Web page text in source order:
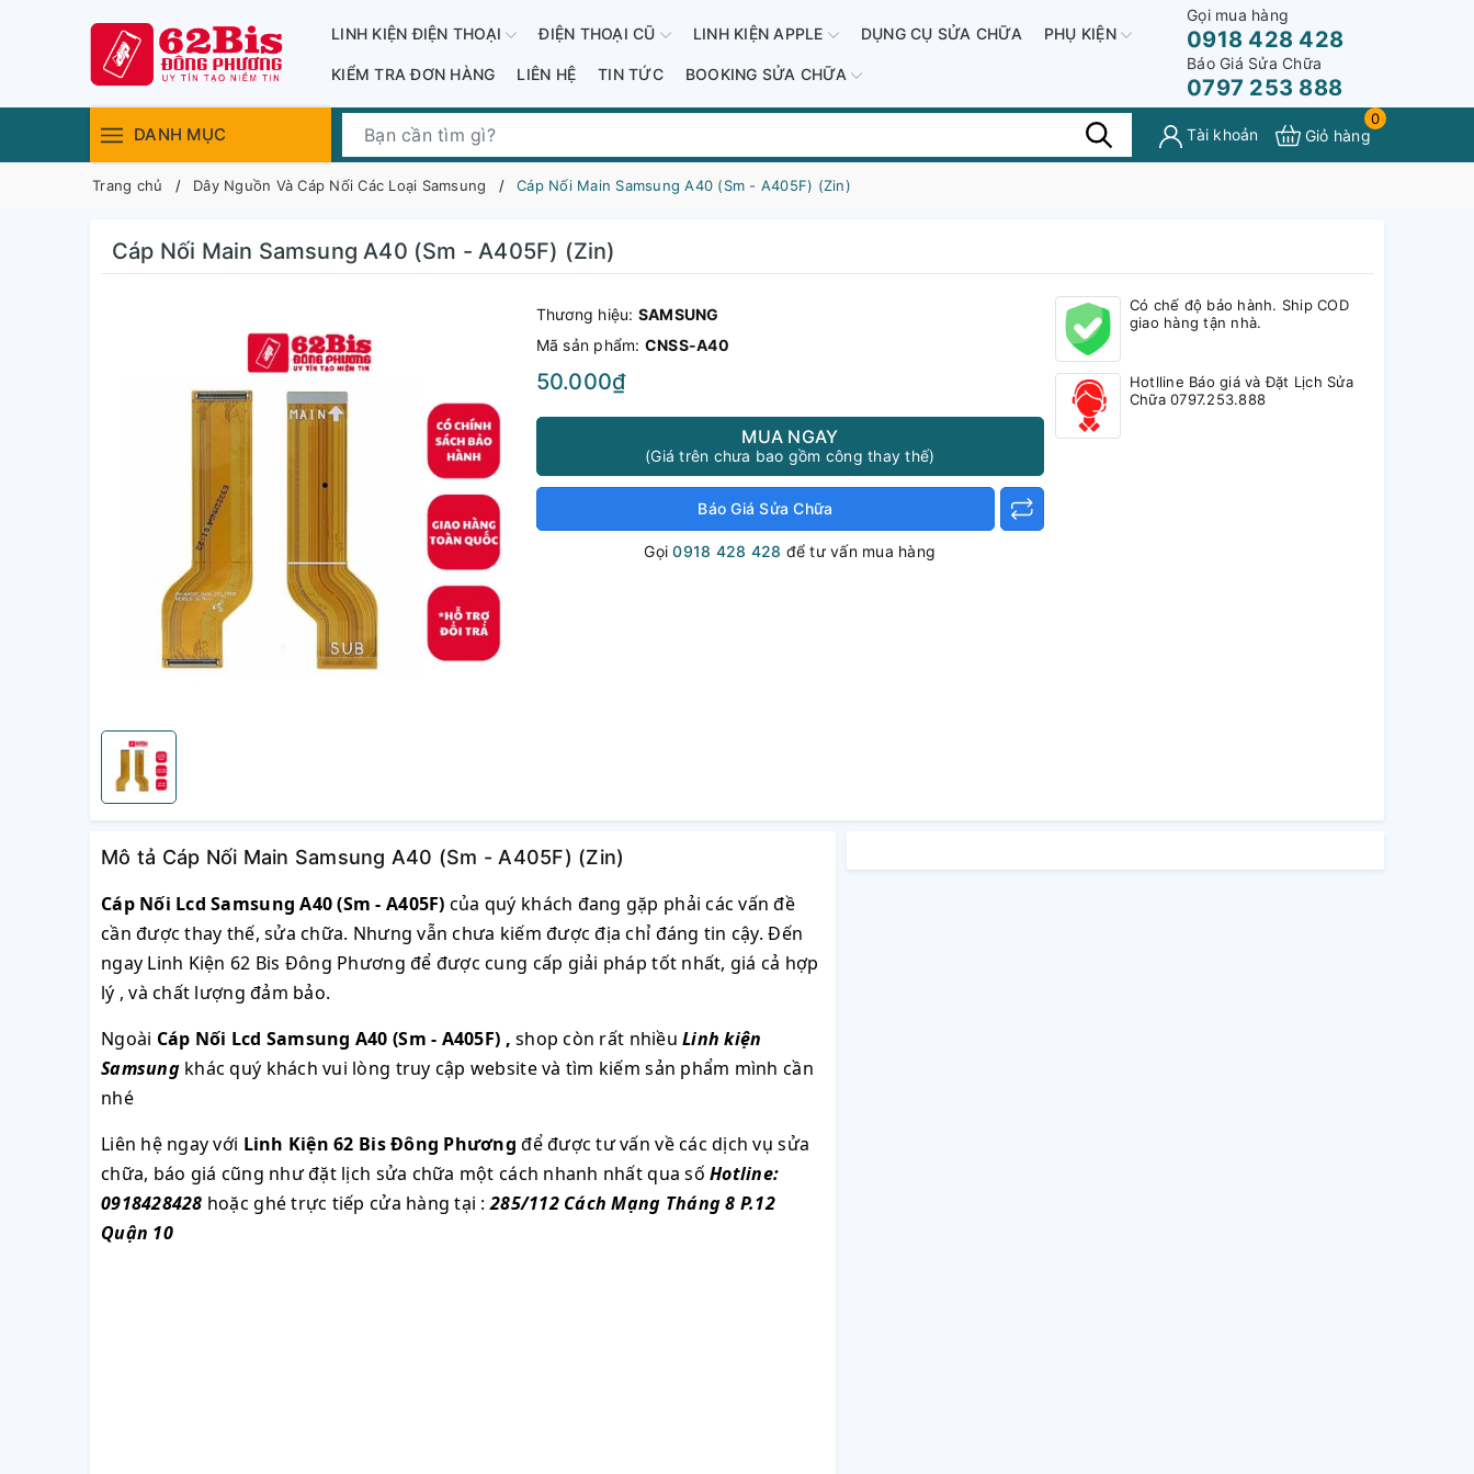
LINH KIỆN ĐIỆN THOẠI ĐIỆN THOẠI CŨ LINH KIỆN APPLE DỤNG CỤ SỬA CHỮA PHỤ KIỆN
KIỂM TRA ĐƠN HÀNG LIÊN HỆ TIN TỨC BOOKING SỬA CHỮA
Gọi mua hàng
0918 428 428
Báo Giá Sửa Chữa
0797 253 888
DANH MỤC Tài khoản
0
Giỏ hàng
Trang chủ Dây Nguồn Và Cáp Nối Các Loại Samsung Cáp Nối Main Samsung A40 (Sm - A405F) (Zin)
Cáp Nối Main Samsung A40 (Sm - A405F) (Zin)
Thương hiệu: SAMSUNG
Mã sản phẩm: CNSS-A40
50.000₫
MUA NGAY
(Giá trên chưa bao gồm công thay thế)
Báo Giá Sửa Chữa
Gọi0918 428 428 để tư vấn mua hàng
Có chế độ bảo hành. Ship COD
giao hàng tận nhà.
Hotlline Báo giá và Đặt Lịch Sửa
Chữa 0797.253.888
Mô tả Cáp Nối Main Samsung A40 (Sm - A405F) (Zin)
Cáp Nối Lcd Samsung A40 (Sm - A405F) của quý khách đang gặp phải các vấn đề
cần được thay thế, sửa chữa. Nhưng vẫn chưa kiếm được địa chỉ đáng tin cậy. Đến
ngay Linh Kiện 62 Bis Đông Phương để được cung cấp giải pháp tốt nhất, giá cả hợp
lý , và chất lượng đảm bảo.
Ngoài Cáp Nối Lcd Samsung A40 (Sm - A405F) , shop còn rất nhiềuLinh kiện
Samsungkhác quý khách vui lòng truy cập website và tìm kiếm sản phẩm mình cần
nhé
Liên hệ ngay với Linh Kiện 62 Bis Đông Phương để được tư vấn về các dịch vụ sửa
chữa, báo giá cũng như đặt lịch sửa chữa một cách nhanh nhất qua sốHotline:
0918428428 hoặc ghé trực tiếp cửa hàng tại :285/112 Cách Mạng Tháng 8 P.12
Quận 10